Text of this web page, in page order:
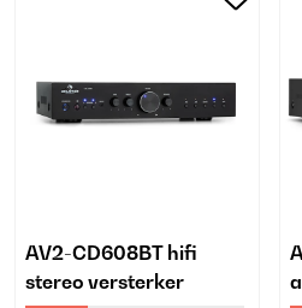
AV2-CD608BT hifi
stereo versterker